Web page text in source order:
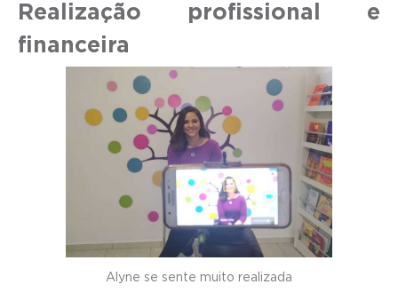
Realização profissional e
financeira
Alyne se sente muito realizada